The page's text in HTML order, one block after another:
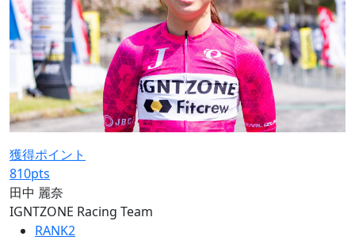
獲得ポイント
810pts
田中 麗奈
IGNTZONE Racing Team
RANK2